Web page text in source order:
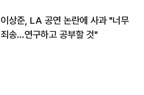
이상준, LA 공연 논란에 사과 "너무
죄송…연구하고 공부할 것"